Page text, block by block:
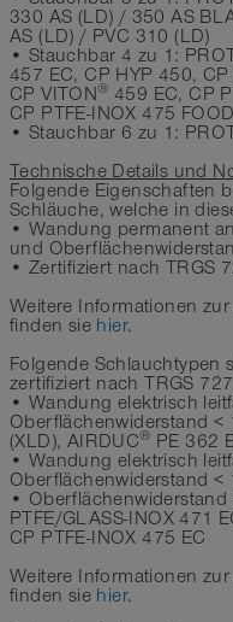
330 AS (LD) / 350 AS
AS (LD) / PVC 310 (LD)
• Stauchbar 4 zu 1:
457 EC, CP HYP 450,
CP VITON® 459 EC, CP
CP PTFE-INOX 475
• Stauchbar 6 zu 1:
Technische Details und
Folgende Eigenschaften
Schläuche, welche in
• Wandung permanent
und
• Zertifiziert nach TRGS
Weitere Informationen
finden sie hier.
Folgende Schlauchtypen
zertifiziert nach TRGS
• Wandung elektrisch
Oberflächenwiderstand <
(XLD), AIRDUC® PE 362
• Wandung elektrisch
Oberflächenwiderstand <
• Oberflächenwiderstand
PTFE/GLASS-INOX 471
CP PTFE-INOX 475 EC
Weitere Informationen
finden sie hier.